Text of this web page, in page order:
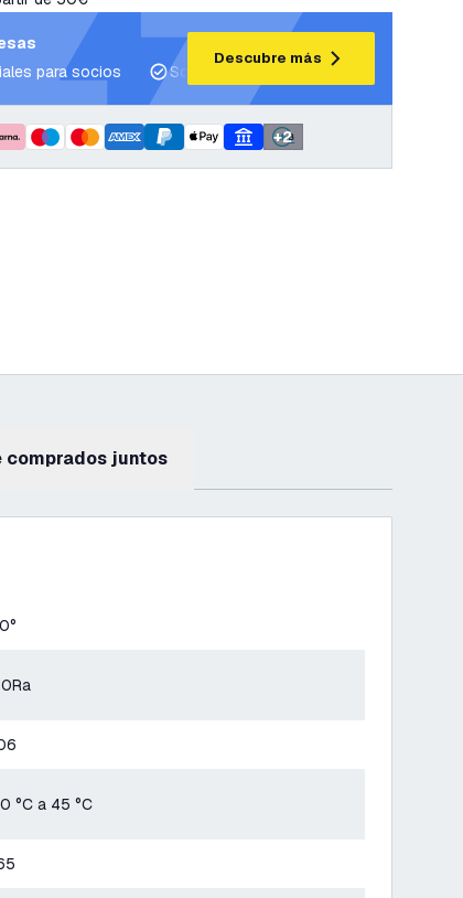
para socios
Soporte para proyectos y planes de
Descubre más
+2
comprados juntos
°C a 45 °C